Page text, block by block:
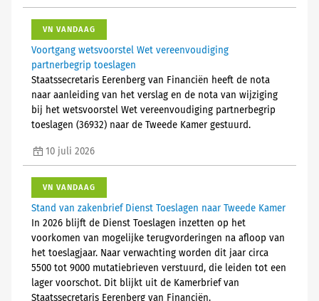
VN VANDAAG
Voortgang wetsvoorstel Wet vereenvoudiging
partnerbegrip toeslagen
Staatssecretaris Eerenberg van Financiën heeft de nota
naar aanleiding van het verslag en de nota van wijziging
bij het wetsvoorstel Wet vereenvoudiging partnerbegrip
toeslagen (36932) naar de Tweede Kamer gestuurd.
10 juli 2026
VN VANDAAG
Stand van zakenbrief Dienst Toeslagen naar Tweede Kamer
In 2026 blijft de Dienst Toeslagen inzetten op het
voorkomen van mogelijke terugvorderingen na afloop van
het toeslagjaar. Naar verwachting worden dit jaar circa
5500 tot 9000 mutatiebrieven verstuurd, die leiden tot een
lager voorschot. Dit blijkt uit de Kamerbrief van
Staatssecretaris Eerenberg van Financiën.